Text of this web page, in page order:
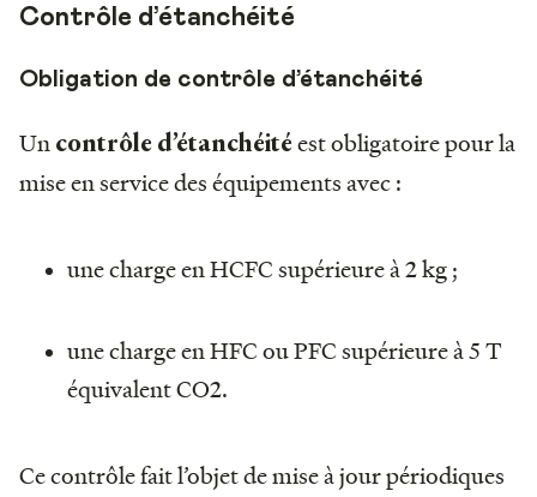
Contrôle d’étanchéité
Obligation de contrôle d’étanchéité
Un contrôle d’étanchéitéest obligatoire pour la
mise en service des équipements avec :
une charge en HCFC supérieure à 2 kg ;
une charge en HFC ou PFC supérieure à 5 T
équivalent CO2.
Ce contrôle fait l’objet de mise à jour périodiques